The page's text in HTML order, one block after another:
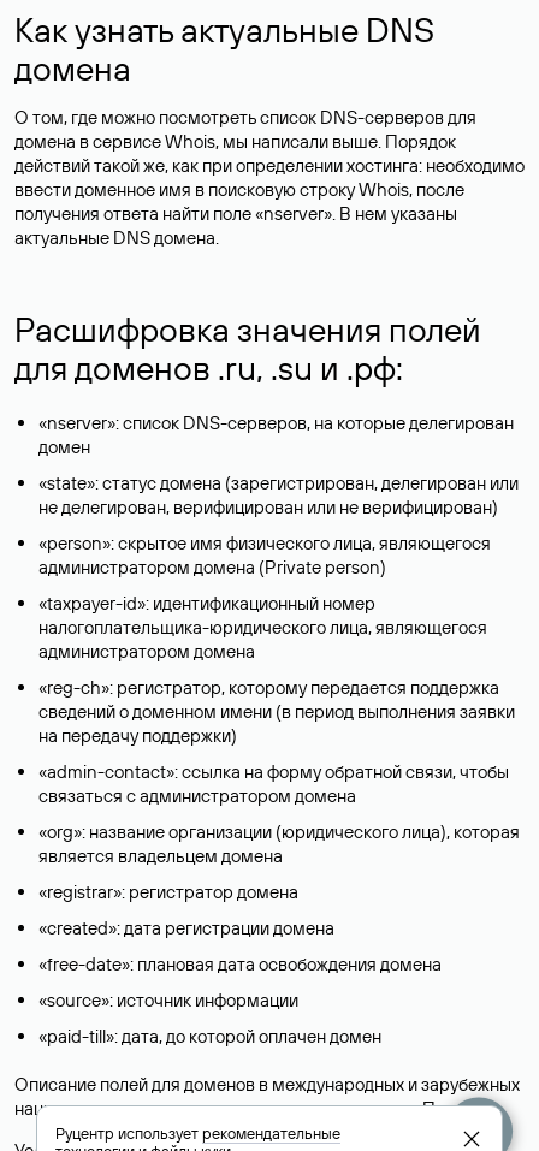
Как узнать актуальные DNS
домена
О том, где можно посмотреть список DNS-серверов для
домена в сервисе Whois, мы написали выше. Порядок
действий такой же, как при определении хостинга: необходимо
ввести доменное имя в поисковую строку Whois, после
получения ответа найти поле «nserver». В нем указаны
актуальные DNS домена.
Расшифровка значения полей
для доменов .ru, .su и .рф:
«nserver»: список DNS-серверов, на которые делегирован
домен
«state»: статус домена (зарегистрирован, делегирован или
не делегирован, верифицирован или не верифицирован)
«person»: скрытое имя физического лица, являющегося
администратором домена (Privatе person)
«taxpayer-id»: идентификационный номер
налогоплательщика-юридического лица, являющегося
администратором домена
«reg-ch»: регистратор, которому передается поддержка
сведений о доменном имени (в период выполнения заявки
на передачу поддержки)
«admin-contact»: ссылка на форму обратной связи, чтобы
связаться с администратором домена
«org»: название организации (юридического лица), которая
является владельцем домена
«registrar»: регистратор домена
«created»: дата регистрации домена
«free-date»: плановая дата освобождения домена
«source»: источник информации
«paid-till»: дата, до которой оплачен домен
Описание полей для доменов в международных и зарубежных
национальных доменах представлены в разделе «Помощь».
Руцентр используетрекомендательные